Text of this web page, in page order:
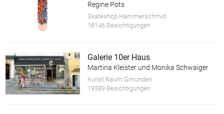
Regine Pots
Skateshop Hammerschmid
18146 Besichtigungen
Galerie 10er Haus
Martina Kleister und Monika Schwaiger
Kunst:Raum Gmunden
19589 Besichtigungen